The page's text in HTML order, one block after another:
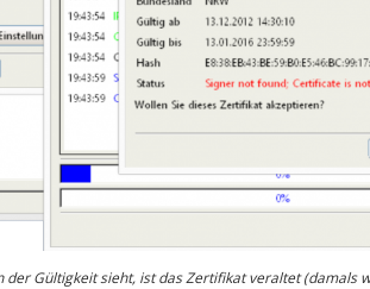
der Gültigkeit sieht, ist das Zertifikat veraltet (damals